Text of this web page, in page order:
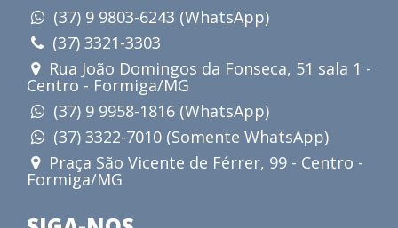
(37) 9 9803-6243 (WhatsApp)
(37) 3321-3303
Rua João Domingos da Fonseca, 51 sala 1 -
Centro - Formiga/MG
(37) 9 9958-1816 (WhatsApp)
(37) 3322-7010 (Somente WhatsApp)
Praça São Vicente de Férrer, 99 - Centro -
Formiga/MG